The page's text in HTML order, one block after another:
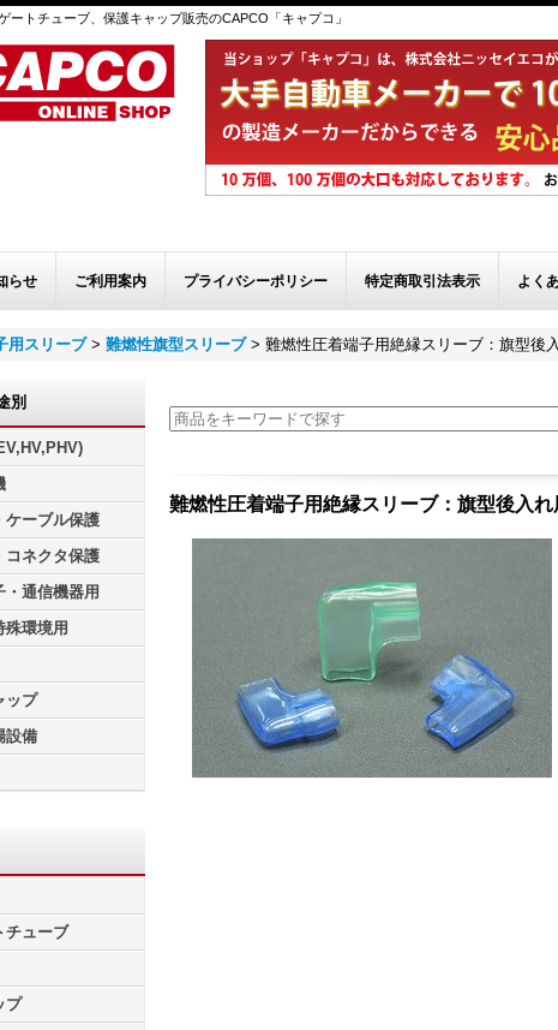
ートチューブ、保護キャップ販売のCAPCO「キャプコ」
らせ ご利用案内 プライバシーポリシー 特定商取引法表示 よく
用スリーブ > 難燃性旗型スリーブ > 難燃性圧着端子用絶縁スリーブ：旗型後
別
ケーブル保護
コネクタ保護
・通信機器用
殊環境用
ップ
設備
チューブ
プ
難燃性圧着端子用絶縁スリーブ：旗型後入